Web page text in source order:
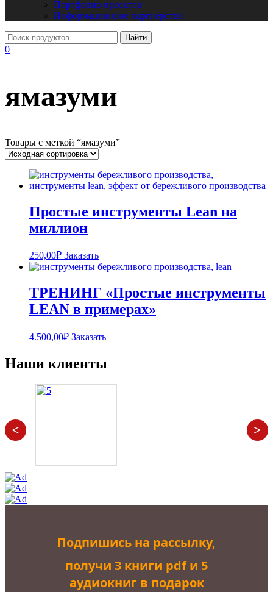
Портфолио проектов
Информационное партнёрство
0
ямазуми
Товары с меткой “ямазуми”
Простые инструменты Lean на
миллион
250,00₽ Заказать
ТРЕНИНГ «Простые инструменты
LEAN в примерах»
4.500,00₽ Заказать
Наши клиенты
< >
Подпишись на рассылку,
получи 3 книги pdf и 5
аудиокниг в подарок